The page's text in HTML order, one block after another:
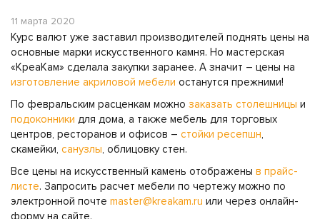
11 марта 2020
Курс валют уже заставил производителей поднять цены на
основные марки искусственного камня. Но мастерская
«КреаКам» сделала закупки заранее. А значит – цены на
изготовление акриловой мебели останутся прежними!
По февральским расценкам можно заказать столешницы и
подоконники для дома, а также мебель для торговых
центров, ресторанов и офисов – стойки ресепшн,
скамейки, санузлы, облицовку стен.
Все цены на искусственный камень отображены в прайс-
листе. Запросить расчет мебели по чертежу можно по
электронной почте master@kreakam.ru или через онлайн-
форму на сайте.